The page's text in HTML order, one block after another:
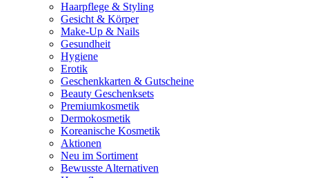
Haarpflege & Styling
Gesicht & Körper
Make-Up & Nails
Gesundheit
Hygiene
Erotik
Geschenkkarten & Gutscheine
Beauty Geschenksets
Premiumkosmetik
Dermokosmetik
Koreanische Kosmetik
Aktionen
Neu im Sortiment
Bewusste Alternativen